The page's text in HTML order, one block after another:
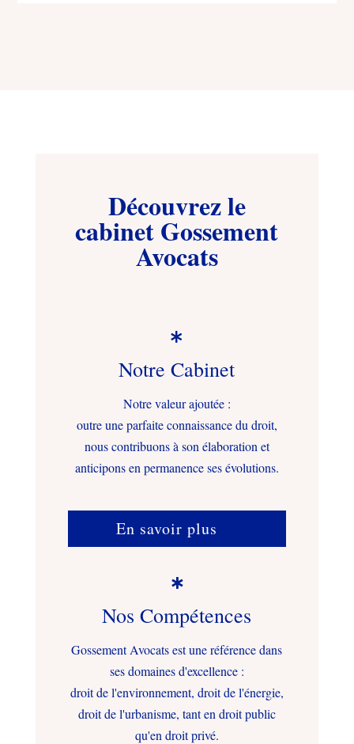
Découvrez le
cabinet Gossement
Avocats

Notre Cabinet
Notre valeur ajoutée :
outre une parfaite connaissance du droit,
nous contribuons à son élaboration et
anticipons en permanence ses évolutions.
En savoir plus

Nos Compétences
Gossement Avocats est une référence dans
ses domaines d'excellence :
droit de l'environnement, droit de l'énergie,
droit de l'urbanisme, tant en droit public
qu'en droit privé.